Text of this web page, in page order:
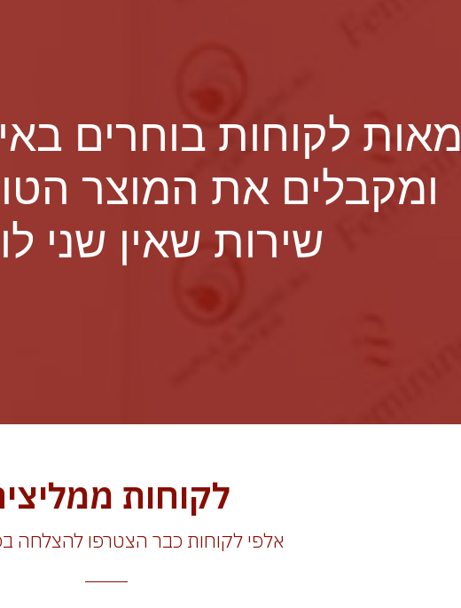
מאות לקוחות בוחרים
ומקבלים את המוצר
שירות שאין שני
לקוחות
אלפי לקוחות כבר הצטרפו להצלחה